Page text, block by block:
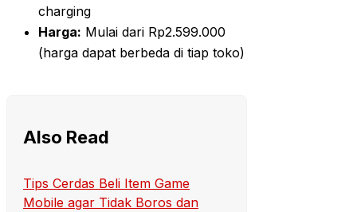
charging
Harga: Mulai dari Rp2.599.000
(harga dapat berbeda di tiap toko)
Also Read
Tips Cerdas Beli Item Game
Mobile agar Tidak Boros dan